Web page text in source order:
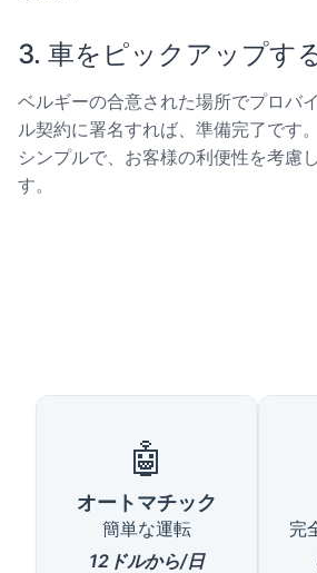
3. 車をピックアップす
ベルギーの合意された場所でプロバ
ル契約に署名すれば、準備完了です
シンプルで、お客様の利便性を考慮
す。
🤖
オートマチック
簡単な運転
12ドルから/日
完